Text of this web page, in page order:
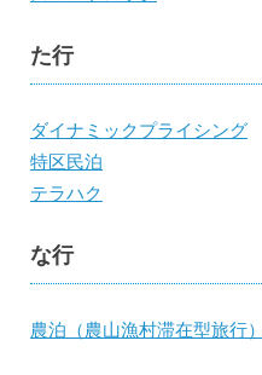
た行
ダイナミックプライシング
特区民泊
テラハク
な行
農泊（農山漁村滞在型旅行）